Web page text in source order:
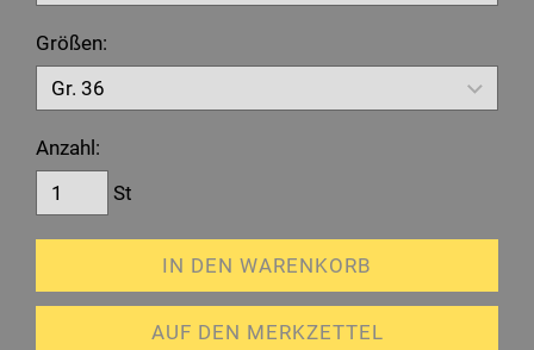
Größen:
Anzahl:
St
IN DEN WARENKORB
AUF DEN MERKZETTEL